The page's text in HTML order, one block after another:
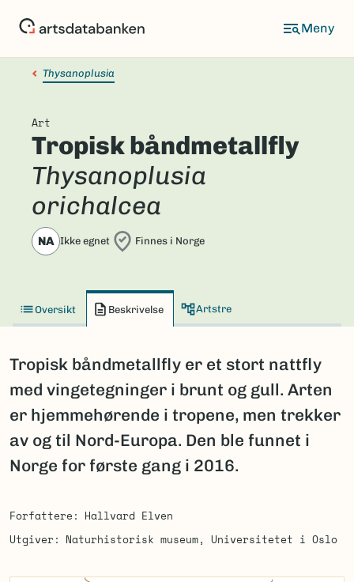
Thysanoplusia
Art
Tropisk båndmetallfly
Thysanoplusia
orichalcea
NA Ikke egnet Finnes i Norge
Oversikt Beskrivelse Artstre
Tropisk båndmetallfly er et stort nattfly
med vingetegninger i brunt og gull. Arten
er hjemmehørende i tropene, men trekker
av og til Nord-Europa. Den ble funnet i
Norge for første gang i 2016.
Forfattere
Hallvard Elven
Utgiver
Naturhistorisk museum, Universitetet i Oslo